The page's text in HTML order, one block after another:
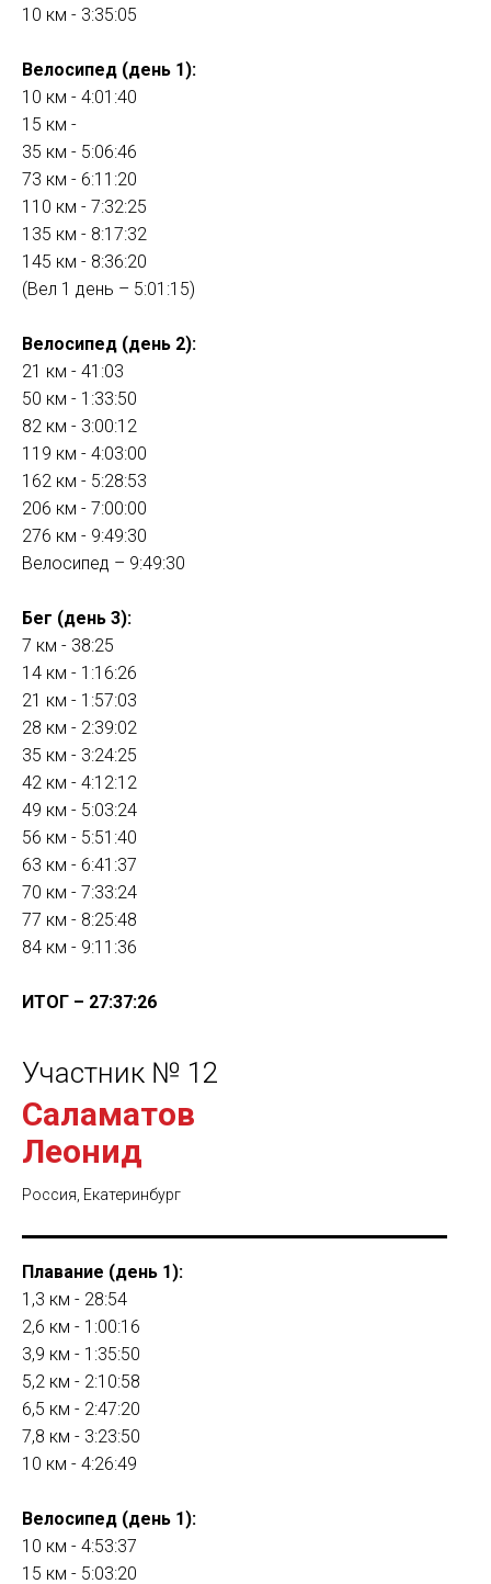
10 км - 3:35:05
Велосипед (день 1):
10 км - 4:01:40
15 км -
35 км - 5:06:46
73 км - 6:11:20
110 км - 7:32:25
135 км - 8:17:32
145 км - 8:36:20
(Вел 1 день – 5:01:15)
Велосипед (день 2):
21 км - 41:03
50 км - 1:33:50
82 км - 3:00:12
119 км - 4:03:00
162 км - 5:28:53
206 км - 7:00:00
276 км - 9:49:30
Велосипед – 9:49:30
Бег (день 3):
7 км - 38:25
14 км - 1:16:26
21 км - 1:57:03
28 км - 2:39:02
35 км - 3:24:25
42 км - 4:12:12
49 км - 5:03:24
56 км - 5:51:40
63 км - 6:41:37
70 км - 7:33:24
77 км - 8:25:48
84 км - 9:11:36
ИТОГ – 27:37:26
Участник № 12
Саламатов
Леонид
Россия, Екатеринбург
Плавание (день 1):
1,3 км - 28:54
2,6 км - 1:00:16
3,9 км - 1:35:50
5,2 км - 2:10:58
6,5 км - 2:47:20
7,8 км - 3:23:50
10 км - 4:26:49
Велосипед (день 1):
10 км - 4:53:37
15 км - 5:03:20